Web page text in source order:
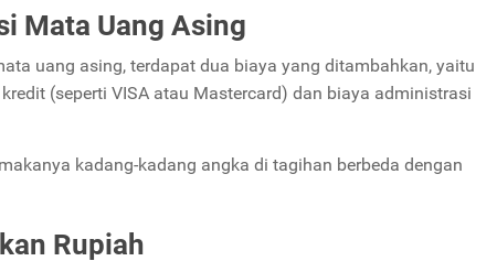
Mata Uang Asing
uang asing, terdapat dua biaya yang ditambahkan, yaitu
(seperti VISA atau Mastercard) dan biaya administrasi
kadang-kadang angka di tagihan berbeda dengan
Rupiah